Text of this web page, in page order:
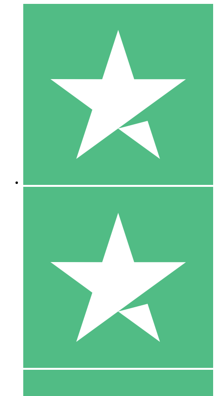
Individuelle Credit-Pakete
Zahlen Sie nach Bedarf mit Download-Credits. Keine
monatliche Verpflichtung erforderlich.
10 00
10 Downloads
20 00